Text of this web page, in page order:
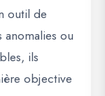
outil de
anomalies ou
ils
objective